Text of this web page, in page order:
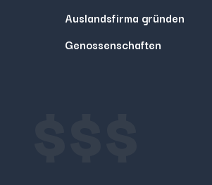
Auslandsfirma gründen
Genossenschaften